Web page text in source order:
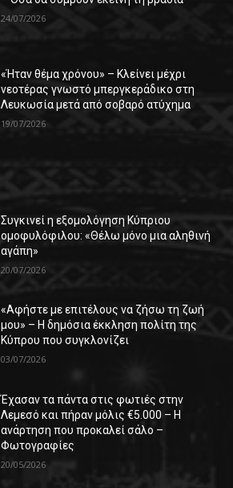
24/07/2026
«Ήταν θέμα χρόνου» – Κλείνει μέχρι
νεοτέρας γνωστό μπεργκεράδικο στη
Λευκωσία μετά από σοβαρό ατύχημα
19/07/2026
Συγκινεί η εξομολόγηση Κύπριου
ομοφυλόφιλου: «Θέλω μόνο μια αληθινή
αγάπη»
20/07/2026
«Αφήστε με επιτέλους να ζήσω τη ζωή
μου» – Η δημόσια έκκληση πολίτη της
Κύπρου που συγκλονίζει
03/07/2026
Έχασαν τα πάντα στις φωτιές στην
Λεμεσό και πήραν μόλις €5.000 – Η
ανάρτηση που προκαλεί σάλο –
Φωτογραφίες
20/05/2026